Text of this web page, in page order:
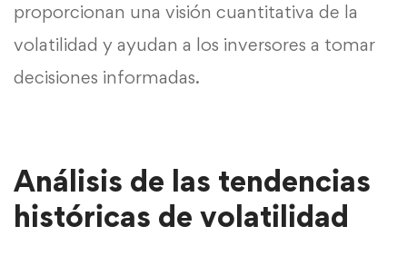
proporcionan una visión cuantitativa de la
volatilidad y ayudan a los inversores a tomar
decisiones informadas.
Análisis de las tendencias
históricas de volatilidad